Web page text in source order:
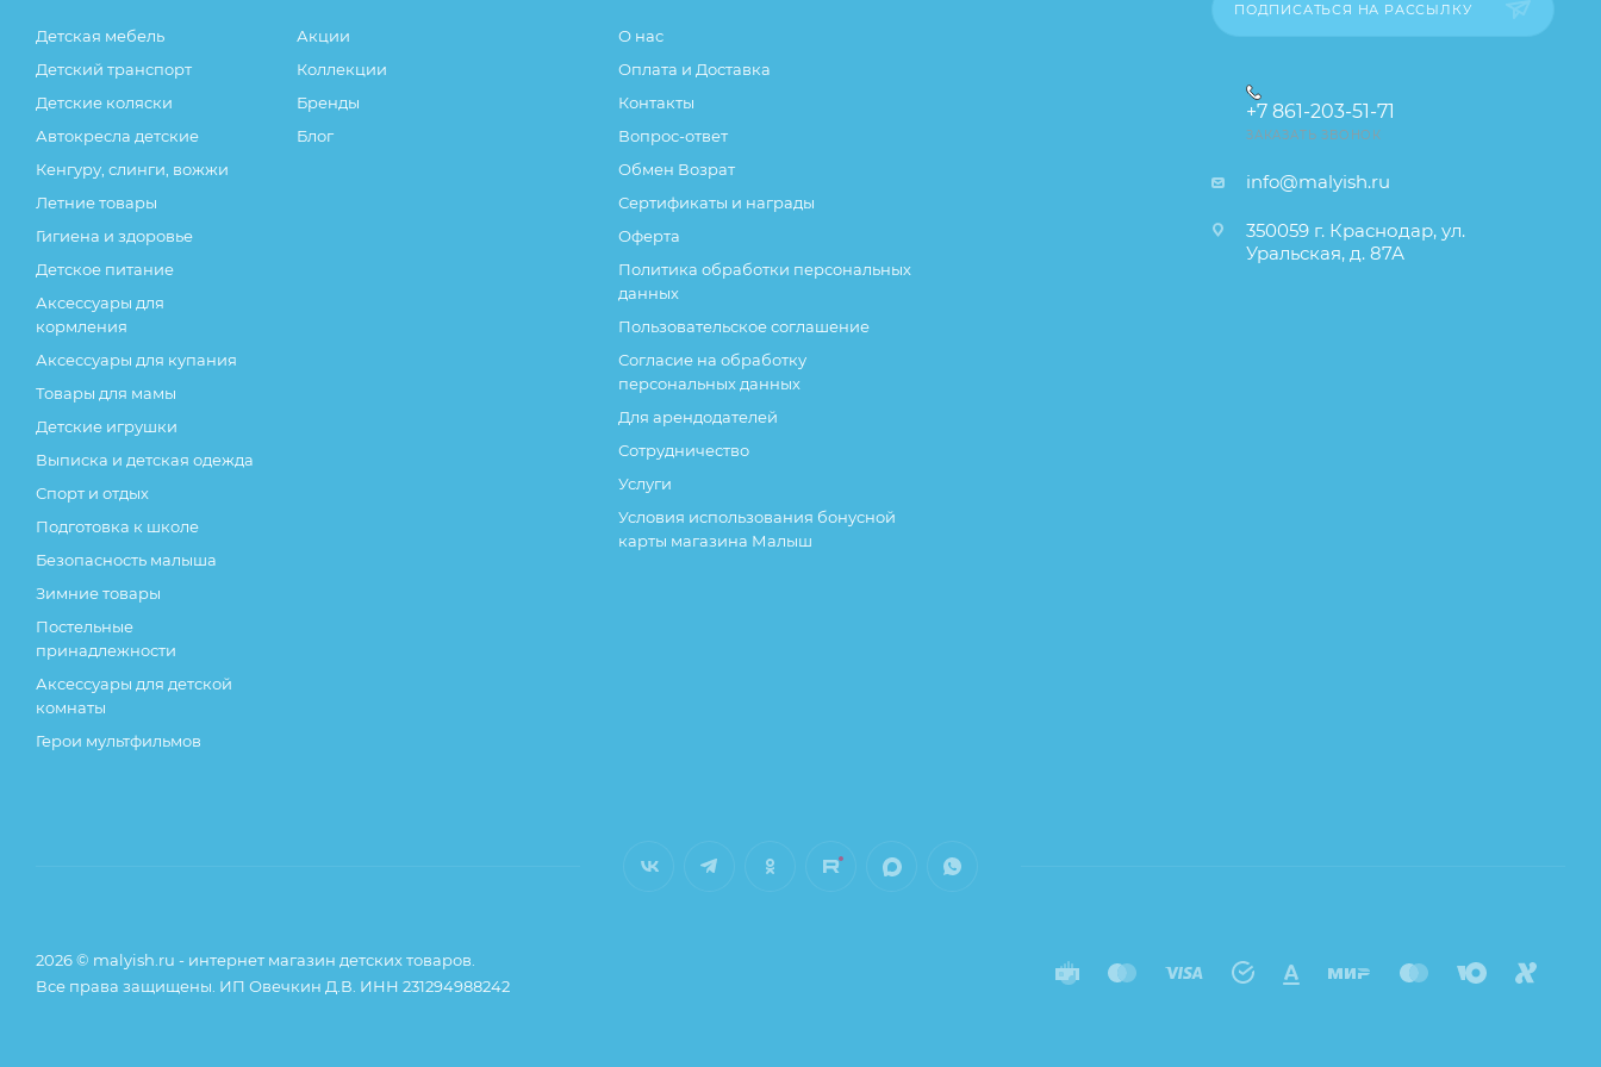
Детская мебель
Детский транспорт
Детские коляски
Автокресла детские
Кенгуру, слинги, вожжи
Летние товары
Гигиена и здоровье
Детское питание
Аксессуары для
кормления
Аксессуары для купания
Товары для мамы
Детские игрушки
Выписка и детская одежда
Спорт и отдых
Подготовка к школе
Безопасность малыша
Зимние товары
Постельные
принадлежности
Аксессуары для детской
комнаты
Герои мультфильмов
Акции
Коллекции
Бренды
Блог
О нас
Оплата и Доставка
Контакты
Вопрос-ответ
Обмен Возрат
Сертификаты и награды
Оферта
Политика обработки персональных
данных
Пользовательское соглашение
Согласие на обработку
персональных данных
Для арендодателей
Сотрудничество
Услуги
Условия использования бонусной
карты магазина Малыш
ПОДПИСАТЬСЯ НА РАССЫЛКУ
+7 861-203-51-71
ЗАКАЗАТЬ ЗВОНОК
info@malyish.ru
350059 г. Краснодар, ул.
Уральская, д. 87А
2026 © malyish.ru - интернет магазин детских товаров.
Все права защищены. ИП Овечкин Д.В. ИНН 231294988242